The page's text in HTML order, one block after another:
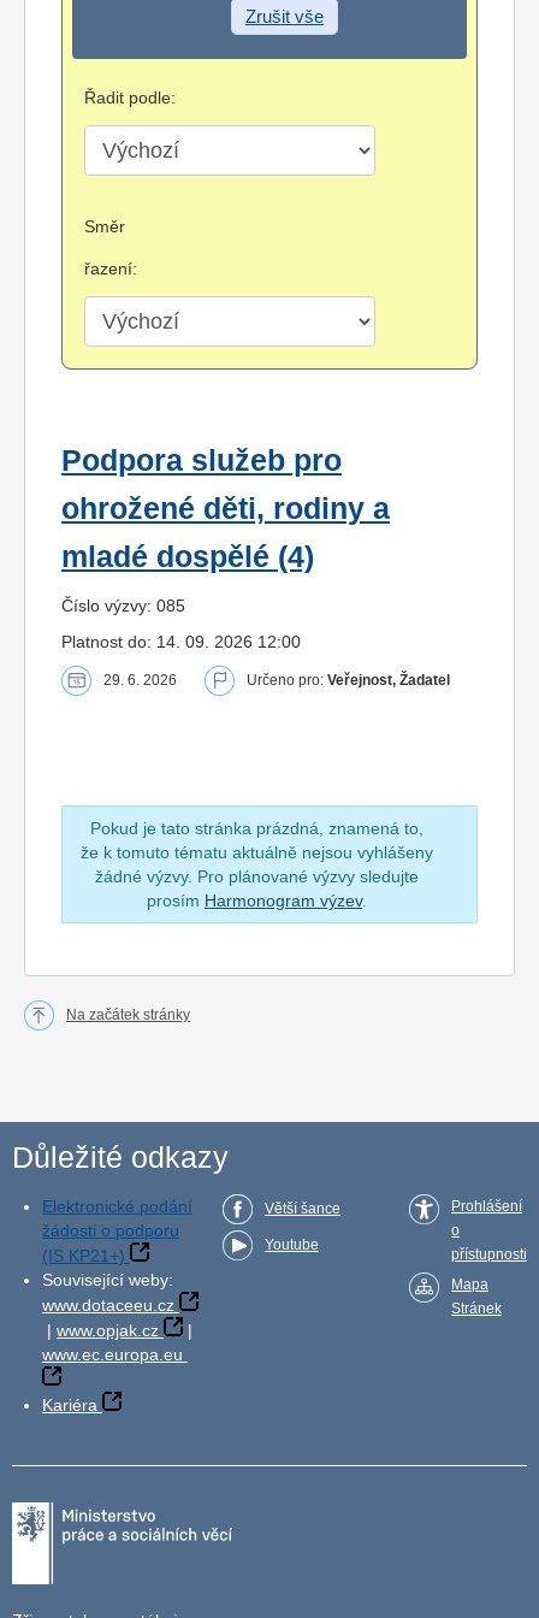
Zrušit vše
Řadit podle:
Směr
řazení:
Podpora služeb pro
ohrožené děti, rodiny a
mladé dospělé (4)
Číslo výzvy: 085
Platnost do: 14. 09. 2026 12:00
29. 6. 2026 Určeno pro: Veřejnost, Žadatel
Pokud je tato stránka prázdná, znamená to,
že k tomuto tématu aktuálně nejsou vyhlášeny
žádné výzvy. Pro plánované výzvy sledujte
prosím Harmonogram výzev.
Na začátek stránky
Důležité odkazy
Elektronické podání
žádosti o podporu
(IS KP21+)
Související weby:
www.dotaceeu.cz
| www.opjak.cz
|
www.ec.europa.eu
Kariéra
Větší šance
Youtube
Prohlášení
o
přístupnosti
Mapa
Stránek